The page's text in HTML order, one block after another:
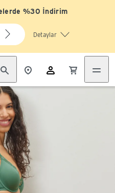
%30 İndirim
Detaylar